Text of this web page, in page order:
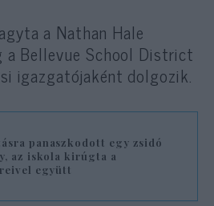
a Nathan Hale
a Bellevue School District
igazgatójaként dolgozik.
panaszkodott egy zsidó
az iskola kirúgta a
együtt